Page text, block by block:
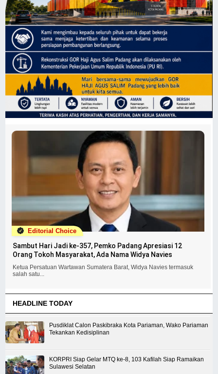
Editorial Choice
Sambut Hari Jadi ke-357, Pemko Padang Apresiasi 12
Orang Tokoh Masyarakat, Ada Nama Widya Navies
Ketua Persatuan Wartawan Sumatera Barat, Widya Navies termasuk
salah satu...
HEADLINE TODAY
Pusdiklat Calon Paskibraka Kota Pariaman, Wako Pariaman
Tekankan Kedisiplinan
KORPRI Siap Gelar MTQ ke-8, 103 Kafilah Siap Ramaikan
Sulawesi Selatan